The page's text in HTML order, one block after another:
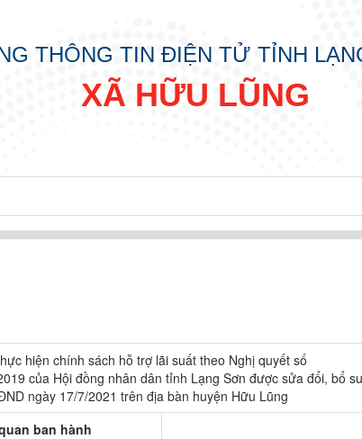
THÔNG TIN ĐIỆN TỬ TỈNH
XÃ HỮU LŨNG
hiện chính sách hỗ trợ lãi suất theo Nghị quyết số
của Hội đồng nhân dân tỉnh Lạng Sơn được sửa đổi, bổ
ngày 17/7/2021 trên địa bàn huyện Hữu Lũng
ban hành